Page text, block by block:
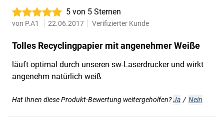
5 von 5 Sternen
von P.A1 22.06.2017 Verifizierter Kunde
Tolles Recyclingpapier mit angenehmer Weiße
läuft optimal durch unseren sw-Laserdrucker und wirkt
angenehm natürlich weiß
Hat Ihnen diese Produkt-Bewertung weitergeholfen?Ja / Nein